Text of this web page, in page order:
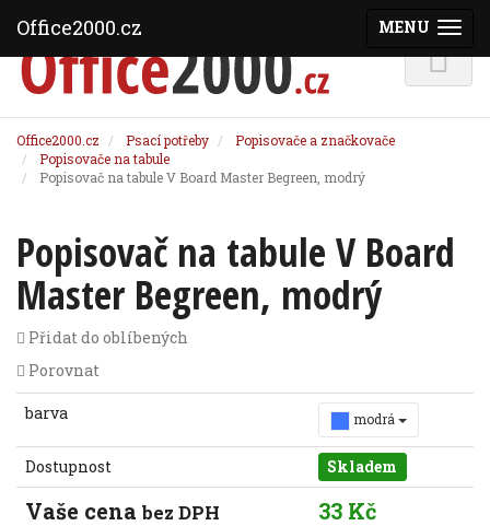
Office2000.cz Psací potřeby
Popisovače a značkovače
Popisovače na tabule
Popisovač na tabule V Board Master Begreen, modrý
Popisovač na tabule V Board
Master Begreen, modrý
Přidat do oblíbených
Porovnat
barva modrá
Dostupnost Skladem
Vaše cena bez DPH 33 Kč
MENU
Office2000.cz